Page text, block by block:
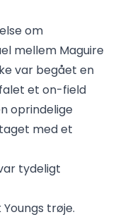
om
mellem Maguire
var begået en
et on-field
oprindelige
med et
tydeligt
trøje.